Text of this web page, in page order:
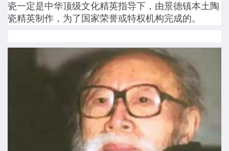
瓷一定是中华顶级文化精英指导下，由景德镇本土陶
瓷精英制作，为了国家荣誉或特权机构完成的。